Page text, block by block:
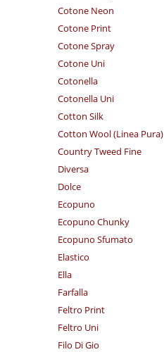
Cotone Neon
Cotone Print
Cotone Spray
Cotone Uni
Cotonella
Cotonella Uni
Cotton Silk
Cotton Wool (Linea Pura)
Country Tweed Fine
Diversa
Dolce
Ecopuno
Ecopuno Chunky
Ecopuno Sfumato
Elastico
Ella
Farfalla
Feltro Print
Feltro Uni
Filo Di Gio